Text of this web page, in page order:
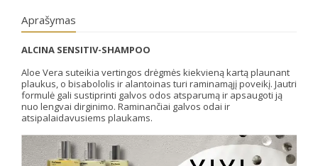
Aprašymas
ALCINA SENSITIV-SHAMPOO
Aloe Vera suteikia vertingos drėgmės kiekvieną kartą plaunant
plaukus, o bisabololis ir alantoinas turi raminamąjį poveikį. Jautri
formulė gali sustiprinti galvos odos atsparumą ir apsaugoti ją
nuo lengvai dirginimo. Raminančiai galvos odai ir
atsipalaidavusiems plaukams.